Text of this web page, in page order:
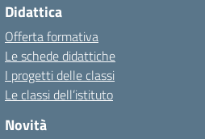
Didattica
Offerta formativa
Le schede didattiche
I progetti delle classi
Le classi dell’istituto
Novità